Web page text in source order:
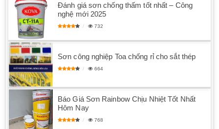
Đánh giá sơn chống thấm tốt nhất – Công
nghệ mới 2025
732
Sơn công nghiệp Toa chống rỉ cho sắt thép
664
Báo Giá Sơn Rainbow Chịu Nhiệt Tốt Nhất
Hôm Nay
768